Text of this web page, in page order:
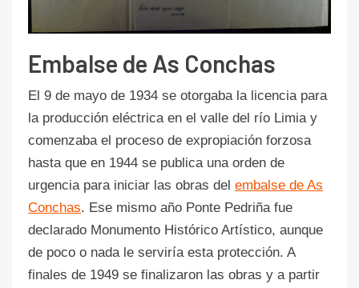
Embalse de As Conchas
El 9 de mayo de 1934 se otorgaba la licencia para
la producción eléctrica en el valle del río Limia y
comenzaba el proceso de expropiación forzosa
hasta que en 1944 se publica una orden de
urgencia para iniciar las obras del embalse de As
Conchas. Ese mismo año Ponte Pedriña fue
declarado Monumento Histórico Artístico, aunque
de poco o nada le serviría esta protección. A
finales de 1949 se finalizaron las obras y a partir